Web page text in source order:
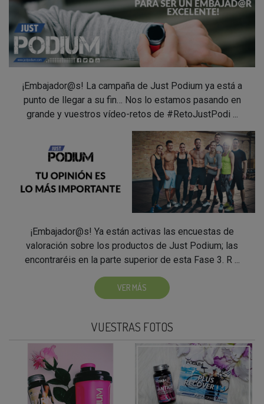
¡Embajador@s! La campaña de Just Podium ya está a
punto de llegar a su fin… Nos lo estamos pasando en
grande y vuestros vídeo-retos de #RetoJustPodi ...
¡Embajador@s! Ya están activas las encuestas de
valoración sobre los productos de Just Podium; las
encontraréis en la parte superior de esta Fase 3. R ...
VER MÁS
VUESTRAS FOTOS